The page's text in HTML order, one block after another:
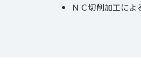
ＮＣ切削加工に